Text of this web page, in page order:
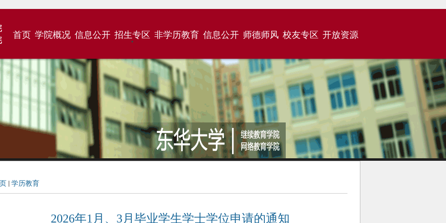
首页 学院概况 信息公开 招生专区 非学历教育 信息公开 师德师风 校友专区 开放资源
学历教育
2026年1月、3月毕业学生学士学位申请的通知